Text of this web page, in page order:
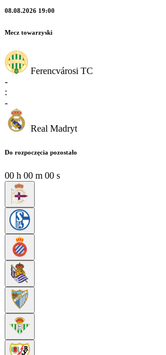
08.08.2026 19:00
Mecz towarzyski
Ferencvárosi TC
-
:
-
Real Madryt
Do rozpoczęcia pozostało
00 h 00 m 00 s